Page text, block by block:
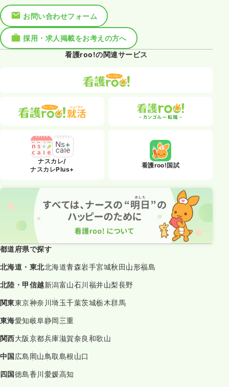
お問い合わせフォーム
採用・求人掲載をお考えの方へ
看護roo!の関連サービス
ナスカレ/
ナスカレPlus+
看護roo!国試
都道府県で探す
北海道・東北北海道青森岩手宮城秋田山形福島
北陸・甲信越新潟富山石川福井山梨長野
関東東京神奈川埼玉千葉茨城栃木群馬
東海愛知岐阜静岡三重
関西大阪京都兵庫滋賀奈良和歌山
中国広島岡山鳥取島根山口
四国徳島香川愛媛高知